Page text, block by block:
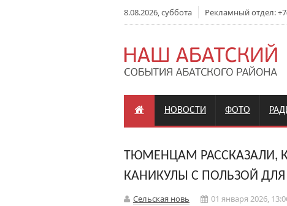
8.08.2026, суббота Рекламный отдел:
НОВОСТИ ФОТО
ТЮМЕНЦАМ РАССКАЗАЛИ,
КАНИКУЛЫ С ПОЛЬЗОЙ
Сельская новь 01 января 2026,